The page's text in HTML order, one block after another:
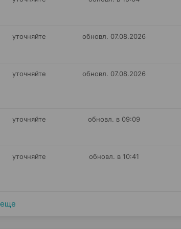
уточняйте обновл. 07.08.2026
уточняйте обновл. 07.08.2026
уточняйте обновл. в 09:09
уточняйте обновл. в 10:41
еще